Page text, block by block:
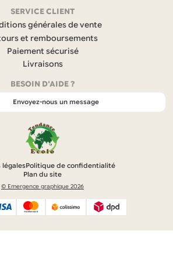
s
’
u
v
r
d
a
n
u
n
n
u
v
e
l
g
SERVICE CLIENT
générales de vente
et remboursements
Paiement sécurisé
Livraisons
BESOIN D'AIDE ?
Envoyez-nous un message
légalesPolitique de confidentialité
Plan du site
© Emergence graphique 2026